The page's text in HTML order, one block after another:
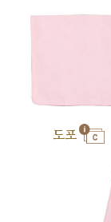
도포